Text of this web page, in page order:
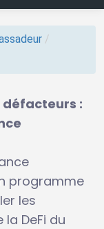
/
:
programme
les
DeFi du